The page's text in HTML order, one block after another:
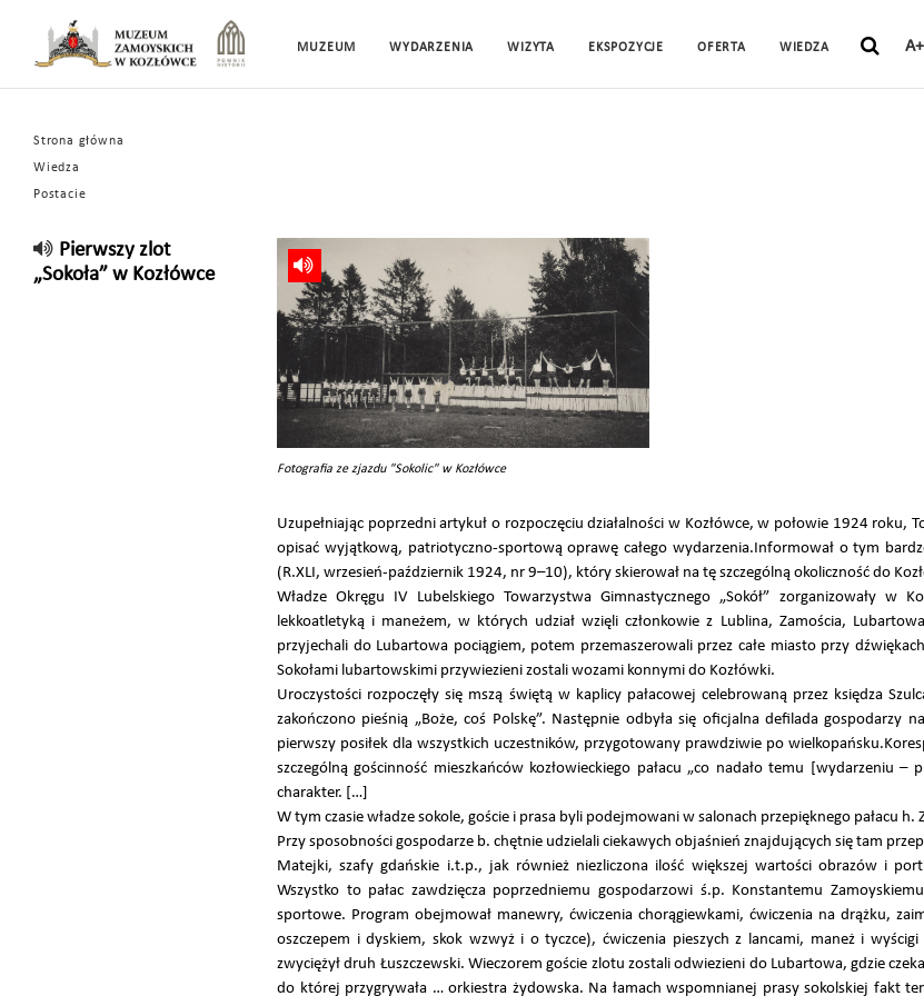
MUZEUM WYDARZENIA WIZYTA EKSPOZYCJE OFERTA WIEDZA A+
Strona główna
Wiedza
Postacie
Pierwszy zlot
„Sokoła” w Kozłówce
Fotografia ze zjazdu "Sokolic" w Kozłówce
Uzupełniając poprzedni artykuł o rozpoczęciu działalności w Kozłówce, w połowie 1924 roku,
opisać wyjątkową, patriotyczno-sportową oprawę całego wydarzenia.Informował o tym
(R.XLI, wrzesień-październik 1924, nr 9–10), który skierował na tę szczególną okoliczność do
Władze Okręgu IV Lubelskiego Towarzystwa Gimnastycznego „Sokół” zorganizowały w
lekkoatletyką i maneżem, w których udział wzięli członkowie z Lublina, Zamościa,
przyjechali do Lubartowa pociągiem, potem przemaszerowali przez całe miasto przy
Sokołami lubartowskimi przywiezieni zostali wozami konnymi do Kozłówki.
Uroczystości rozpoczęły się mszą świętą w kaplicy pałacowej celebrowaną przez księdza
zakończono pieśnią „Boże, coś Polskę”. Następnie odbyła się oficjalna defilada gospodarzy
pierwszy posiłek dla wszystkich uczestników, przygotowany prawdziwie po
szczególną gościnność mieszkańców kozłowieckiego pałacu „co nadało temu [wydarzeniu
charakter. […]
W tym czasie władze sokole, goście i prasa byli podejmowani w salonach przepięknego pałacu h.
Przy sposobności gospodarze b. chętnie udzielali ciekawych objaśnień znajdujących się tam
Matejki, szafy gdańskie i.t.p., jak również niezliczona ilość większej wartości obrazów i
Wszystko to pałac zawdzięcza poprzedniemu gospodarzowi ś.p. Konstantemu
sportowe. Program obejmował manewry, ćwiczenia chorągiewkami, ćwiczenia na drążku,
oszczepem i dyskiem, skok wzwyż i o tyczce), ćwiczenia pieszych z lancami, maneż i
zwyciężył druh Łuszczewski. Wieczorem goście zlotu zostali odwiezieni do Lubartowa, gdzie
do której przygrywała … orkiestra żydowska. Na łamach wspomnianej prasy sokolskiej fakt